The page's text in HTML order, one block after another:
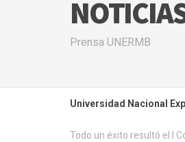
Prensa UNERMB
Universidad Nacional
Todo un éxito resultó el I